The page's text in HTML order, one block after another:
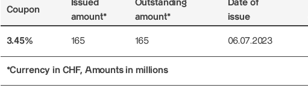
Coupon
Issued
amount*
Outstanding
amount*
Date of
issue
3.45% 165 165 06.07.2023
*Currency in CHF, Amounts in millions